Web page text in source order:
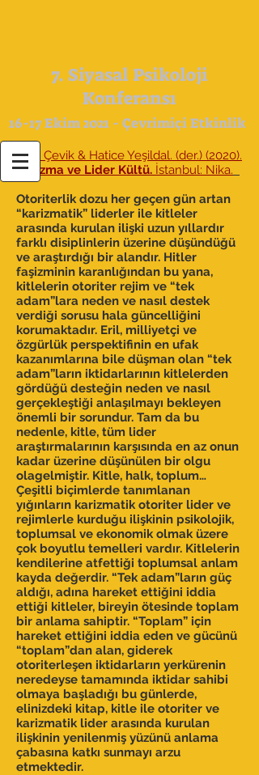
7. Siyasal Psikoloji
Konferansı
16-17 Ekim 2021 - Çevrimiçi Etkinlik
Hacı Çevik & Hatice Yeşildal. (der.) (2020).
Karizma ve Lider Kültü. İstanbul: Nika.
Otoriterlik dozu her geçen gün artan
“karizmatik” liderler ile kitleler
arasında kurulan ilişki uzun yıllardır
farklı disiplinlerin üzerine düşündüğü
ve araştırdığı bir alandır. Hitler
faşizminin karanlığından bu yana,
kitlelerin otoriter rejim ve “tek
adam”lara neden ve nasıl destek
verdiği sorusu hala güncelliğini
korumaktadır. Eril, milliyetçi ve
özgürlük perspektifinin en ufak
kazanımlarına bile düşman olan “tek
adam”ların iktidarlarının kitlelerden
gördüğü desteğin neden ve nasıl
gerçekleştiği anlaşılmayı bekleyen
önemli bir sorundur. Tam da bu
nedenle, kitle, tüm lider
araştırmalarının karşısında en az onun
kadar üzerine düşünülen bir olgu
olagelmiştir. Kitle, halk, toplum…
Çeşitli biçimlerde tanımlanan
yığınların karizmatik otoriter lider ve
rejimlerle kurduğu ilişkinin psikolojik,
toplumsal ve ekonomik olmak üzere
çok boyutlu temelleri vardır. Kitlelerin
kendilerine atfettiği toplumsal anlam
kayda değerdir. “Tek adam”ların güç
aldığı, adına hareket ettiğini iddia
ettiği kitleler, bireyin ötesinde toplam
bir anlama sahiptir. “Toplam” için
hareket ettiğini iddia eden ve gücünü
“toplam”dan alan, giderek
otoriterleşen iktidarların yerkürenin
neredeyse tamamında iktidar sahibi
olmaya başladığı bu günlerde,
elinizdeki kitap, kitle ile otoriter ve
karizmatik lider arasında kurulan
ilişkinin yenilenmiş yüzünü anlama
çabasına katkı sunmayı arzu
etmektedir.